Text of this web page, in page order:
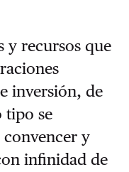
y recursos que
inversión, de
tipo se
convencer y
infinidad de